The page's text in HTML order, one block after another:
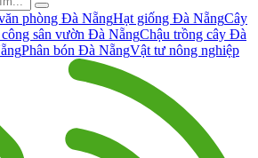
phòng Đà NẵngHạt giống Đà NẵngCây
sân vườn Đà NẵngChậu trồng cây Đà
Phân bón Đà NẵngVật tư nông nghiệp